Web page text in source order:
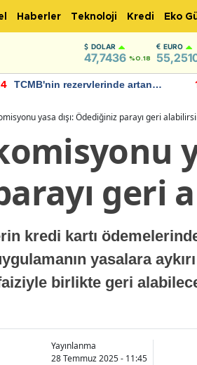
Haberler Teknoloji Kredi Eko
DOLAR
47,7436 %0.18
EURO
TCMB'nin rezervlerinde artan
yasa dışı: Ödediğiniz parayı geri
geri
kredi kartı
yasalara
birlikte geri
Yayınlanma
28 Temmuz 2025 - 11:45